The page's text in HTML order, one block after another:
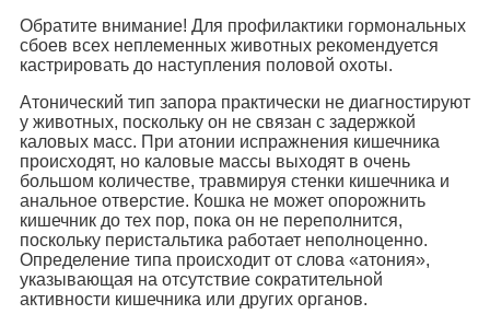
Обратите внимание! Для профилактики гормональных
сбоев всех неплеменных животных рекомендуется
кастрировать до наступления половой охоты.
Атонический тип запора практически не диагностируют
у животных, поскольку он не связан с задержкой
каловых масс. При атонии испражнения кишечника
происходят, но каловые массы выходят в очень
большом количестве, травмируя стенки кишечника и
анальное отверстие. Кошка не может опорожнить
кишечник до тех пор, пока он не переполнится,
поскольку перистальтика работает неполноценно.
Определение типа происходит от слова «атония»,
указывающая на отсутствие сократительной
активности кишечника или других органов.